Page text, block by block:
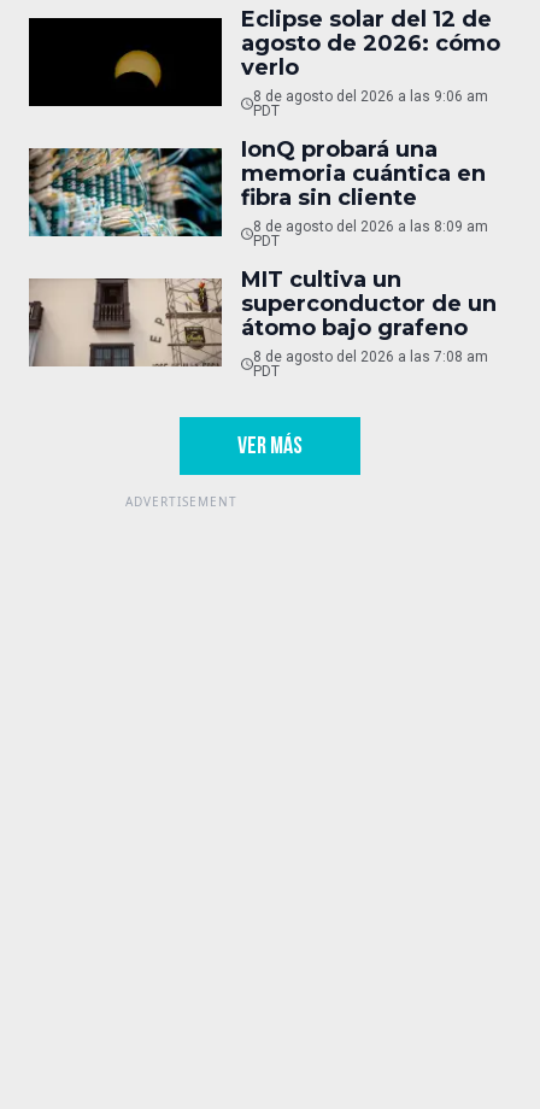
Eclipse solar del 12 de
agosto de 2026: cómo
verlo
8 de agosto del 2026 a las 9:06 am
PDT
IonQ probará una
memoria cuántica en
fibra sin cliente
8 de agosto del 2026 a las 8:09 am
PDT
MIT cultiva un
superconductor de un
átomo bajo grafeno
8 de agosto del 2026 a las 7:08 am
PDT
VER MÁS